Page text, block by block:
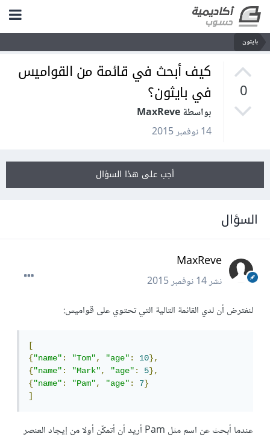
بايثون
0
كيف أبحث في قائمة من القواميس
في بايثون؟
بواسطة MaxReve
14 نوفمبر 2015
أجب على هذا السؤال
السؤال
MaxReve
نشر14 نوفمبر 2015
لنفترض أن لدي القائمة التالية التي تحتوي على قواميس:
[
{"name": "Tom", "age": 10},
{"name": "Mark", "age": 5},
{"name": "Pam", "age": 7}
]
عندما أبحث عن اسم مثل Pam أريد أن أتمكّن أولا من إيجاد العنصر